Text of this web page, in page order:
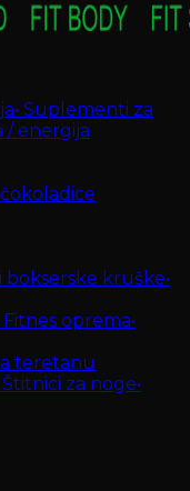
• Suplementi za
/ energija
bokserske kruške•
Fitnes oprema•
teretanu
Štitnici za noge•